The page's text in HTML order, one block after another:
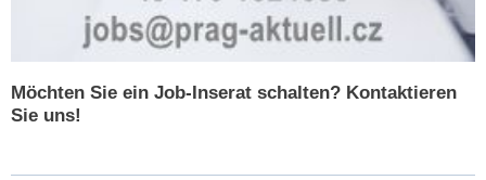
Möchten Sie ein Job-Inserat schalten? Kontaktieren
Sie uns!